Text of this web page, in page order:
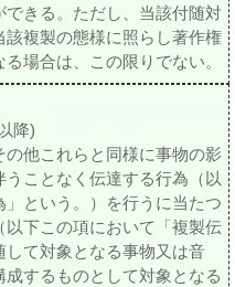
きる。ただし、当該付随対
複製の態様に照らし著作権
場合は、この限りでない。
降)
他これらと同様に事物の影
ことなく伝達する行為（以
という。）を行うに当たつ
下この項において「複製伝
て対象となる事物又は音
成するものとして対象となる